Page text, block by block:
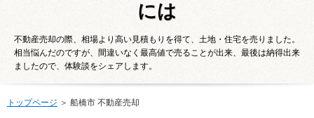
には
不動産売却の際、相場より高い見積もりを得て、土地・住宅を売りました。
相当悩んだのですが、間違いなく最高値で売ることが出来、最後は納得出来
ましたので、体験談をシェアします。
トップページ ＞ 船橋市 不動産売却